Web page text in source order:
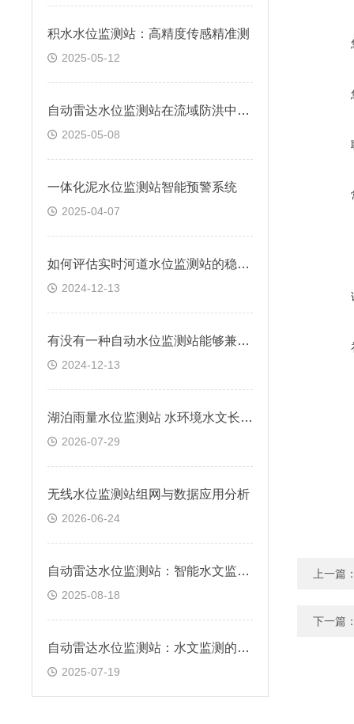
积水水位监测站：高精度传感精准测
2025-05-12
自动雷达水位监测站在流域防洪中的应用研究
2025-05-08
一体化泥水位监测站智能预警系统
2025-04-07
如何评估实时河道水位监测站的稳定性和可靠性？
2024-12-13
有没有一种自动水位监测站能够兼容多种数据传输方式？
2024-12-13
湖泊雨量水位监测站 水环境水文长期观测方案
2026-07-29
无线水位监测站组网与数据应用分析
2026-06-24
自动雷达水位监测站：智能水文监测的技术先锋
2025-08-18
自动雷达水位监测站：水文监测的“千里眼”
2025-07-19
上一篇
下一篇